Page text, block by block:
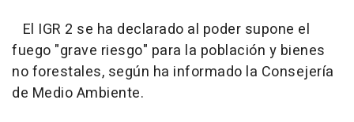
El IGR 2 se ha declarado al poder supone el
fuego "grave riesgo" para la población y bienes
no forestales, según ha informado la Consejería
de Medio Ambiente.